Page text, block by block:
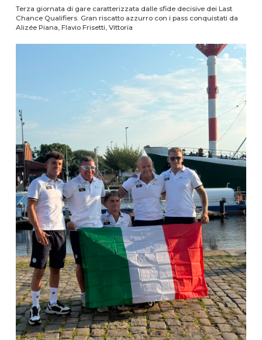
Terza giornata di gare caratterizzata dalle sfide decisive dei Last
Chance Qualifiers. Gran riscatto azzurro con i pass conquistati da
Alizée Piana, Flavio Frisetti, Vittoria